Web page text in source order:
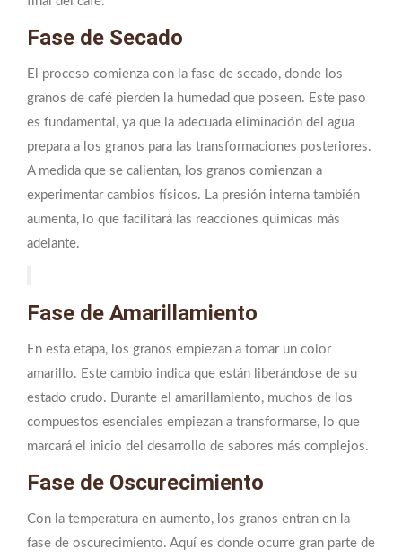
Fase de Secado
El proceso comienza con la fase de secado, donde los
granos de café pierden la humedad que poseen. Este paso
es fundamental, ya que la adecuada eliminación del agua
prepara a los granos para las transformaciones posteriores.
A medida que se calientan, los granos comienzan a
experimentar cambios físicos. La presión interna también
aumenta, lo que facilitará las reacciones químicas más
adelante.
Fase de Amarillamiento
En esta etapa, los granos empiezan a tomar un color
amarillo. Este cambio indica que están liberándose de su
estado crudo. Durante el amarillamiento, muchos de los
compuestos esenciales empiezan a transformarse, lo que
marcará el inicio del desarrollo de sabores más complejos.
Fase de Oscurecimiento
Con la temperatura en aumento, los granos entran en la
fase de oscurecimiento. Aquí es donde ocurre gran parte de